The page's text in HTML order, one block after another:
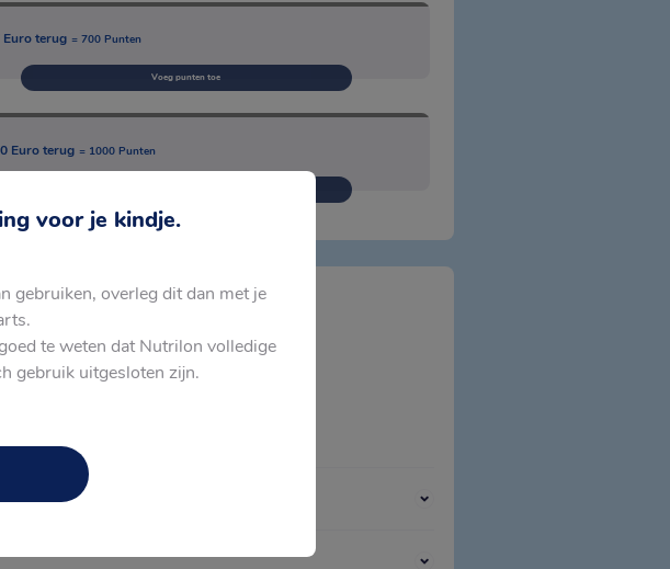
Euro terug = 700 Punten
Voeg punten toe
Euro terug = 1000 Punten
voor je Nutrilon aankoop. Als je een account hebt
voor je kindje.
gebruiken, overleg dit dan met je
te weten dat Nutrilon volledige
gebruik uitgesloten zijn.